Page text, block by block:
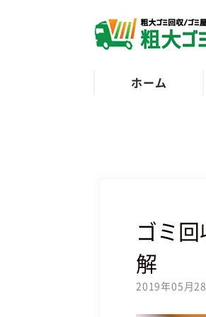
ホーム
ゴミ
解
2019年05月